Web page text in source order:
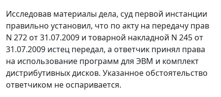
Исследовав материалы дела, суд первой инстанции
правильно установил, что по акту на передачу прав
N 272 от 31.07.2009 и товарной накладной N 245 от
31.07.2009 истец передал, а ответчик принял права
на использование программ для ЭВМ и комплект
дистрибутивных дисков. Указанное обстоятельство
ответчиком не оспаривается.